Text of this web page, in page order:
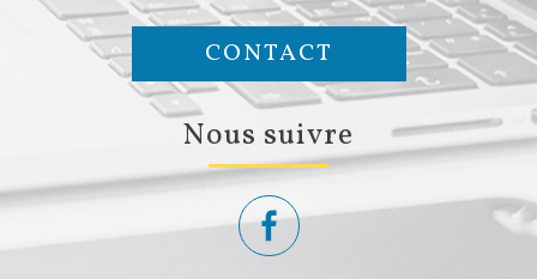
CONTACT
nous suivre